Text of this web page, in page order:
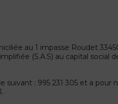
au 1 impasse Roudet
(S.A.S) au capital social
suivant : 995 231 305 et a pour
.